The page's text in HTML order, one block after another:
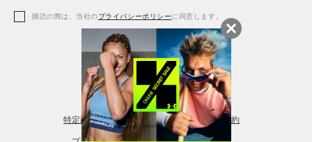
アクセサリー
レギンス＆タイツ
シューズ
購読の際は、当社のプライバシーポリシーに同意します。
特定商取引法に基づく通販の表記 会員規約